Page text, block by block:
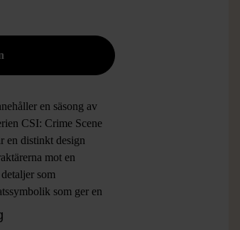
en säsong av
CSI: Crime Scene
en distinkt design
mot en
som
som ger en
Boxen viks
med tydlig